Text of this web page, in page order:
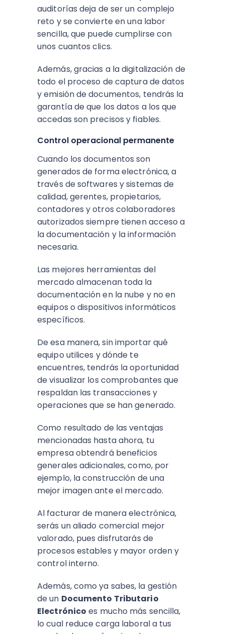
auditorías deja de ser un complejo
reto y se convierte en una labor
sencilla, que puede cumplirse con
unos cuantos clics.
Además, gracias a la digitalización de
todo el proceso de captura de datos
y emisión de documentos, tendrás la
garantía de que los datos a los que
accedas son precisos y fiables.
Control operacional permanente
Cuando los documentos son
generados de forma electrónica, a
través de softwares y sistemas de
calidad, gerentes, propietarios,
contadores y otros colaboradores
autorizados siempre tienen acceso a
la documentación y la información
necesaria.
Las mejores herramientas del
mercado almacenan toda la
documentación en la nube y no en
equipos o dispositivos informáticos
específicos.
De esa manera, sin importar qué
equipo utilices y dónde te
encuentres, tendrás la oportunidad
de visualizar los comprobantes que
respaldan las transacciones y
operaciones que se han generado.
Como resultado de las ventajas
mencionadas hasta ahora, tu
empresa obtendrá beneficios
generales adicionales, como, por
ejemplo, la construcción de una
mejor imagen ante el mercado.
Al facturar de manera electrónica,
serás un aliado comercial mejor
valorado, pues disfrutarás de
procesos estables y mayor orden y
control interno.
Además, como ya sabes, la gestión
de un Documento Tributario
Electrónico es mucho más sencilla,
lo cual reduce carga laboral a tus